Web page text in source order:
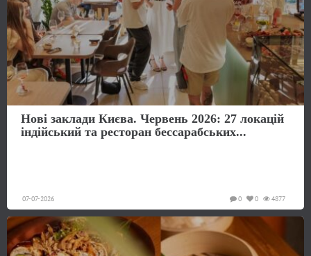
Нові заклади Києва. Червень 2026: 27 локацій
індійський та ресторан бессарабських...
07-07-2026 4877
0
0